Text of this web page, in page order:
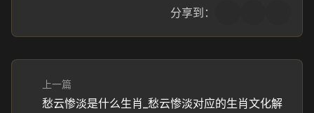
分享到：
上一篇
愁云惨淡是什么生肖_愁云惨淡对应的生肖文化解